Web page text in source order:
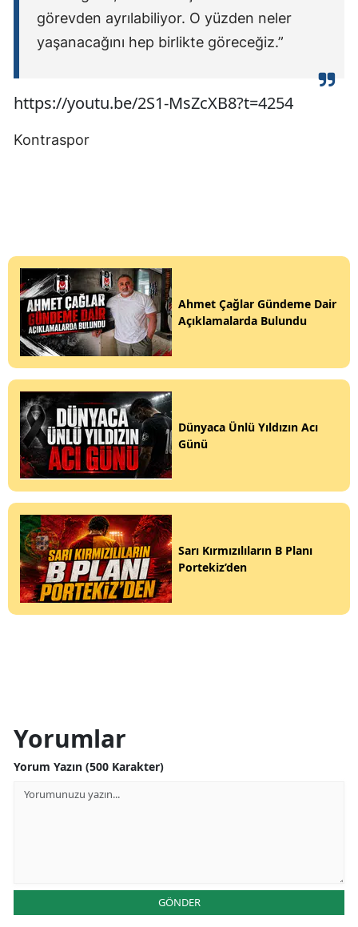
görevden ayrılabiliyor. O yüzden neler
yaşanacağını hep birlikte göreceğiz.”
https://youtu.be/2S1-MsZcXB8?t=4254
Kontraspor
Ahmet Çağlar Gündeme Dair
Açıklamalarda Bulundu
Dünyaca Ünlü Yıldızın Acı
Günü
Sarı Kırmızılıların B Planı
Portekiz’den
Yorumlar
Yorum Yazın (500 Karakter)
GÖNDER